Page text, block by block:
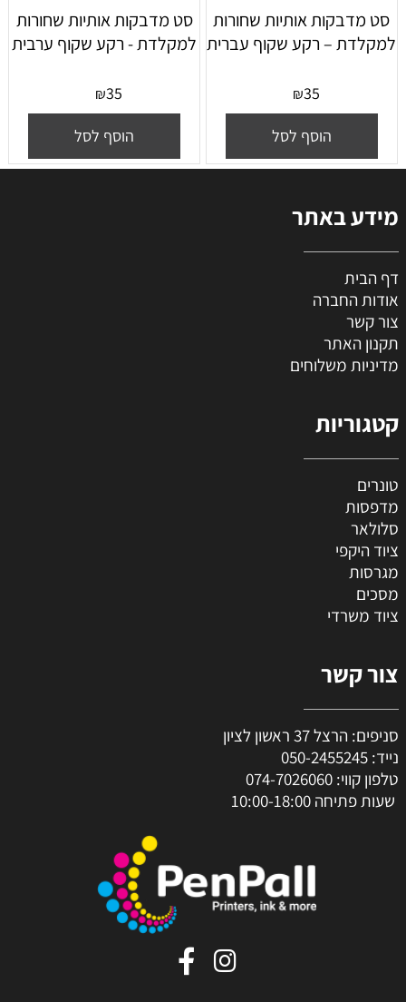
סט מדבקות אותיות שחורות
למקלדת – רקע שקוף עברית
₪35
הוסף לסל
סט מדבקות אותיות שחורות
למקלדת - רקע שקוף ערבית
₪35
הוסף לסל
מידע באתר
דף הבית
אודות החברה
צור קשר
תקנון האתר
מדיניות משלוחים
קטגוריות
טונרים
מדפסות
סלולאר
ציוד היקפי
מגרסות
מסכים
ציוד משרדי
צור קשר
סניפים: הרצל 37 ראשון לציון
נייד: 050-2455245
טלפון קווי: 074-7026060
שעות פתיחה 10:00-18:00